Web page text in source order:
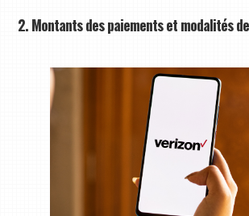
2. Montants des paiements et modalités